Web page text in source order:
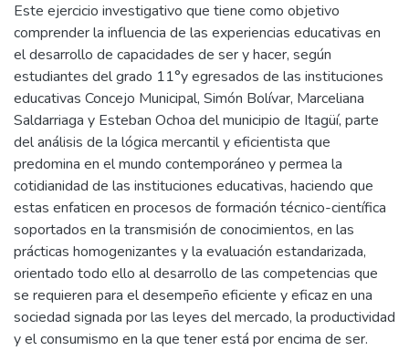
Este ejercicio investigativo que tiene como objetivo
comprender la influencia de las experiencias educativas en
el desarrollo de capacidades de ser y hacer, según
estudiantes del grado 11°y egresados de las instituciones
educativas Concejo Municipal, Simón Bolívar, Marceliana
Saldarriaga y Esteban Ochoa del municipio de Itagüí, parte
del análisis de la lógica mercantil y eficientista que
predomina en el mundo contemporáneo y permea la
cotidianidad de las instituciones educativas, haciendo que
estas enfaticen en procesos de formación técnico-científica
soportados en la transmisión de conocimientos, en las
prácticas homogenizantes y la evaluación estandarizada,
orientado todo ello al desarrollo de las competencias que
se requieren para el desempeño eficiente y eficaz en una
sociedad signada por las leyes del mercado, la productividad
y el consumismo en la que tener está por encima de ser.